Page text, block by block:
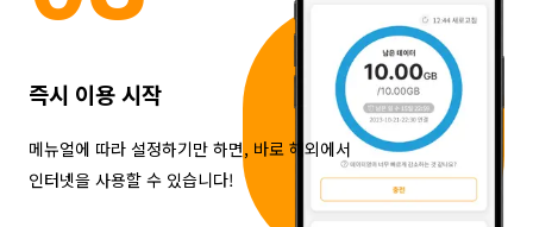
즉시 이용 시작
메뉴얼에 따라 설정하기만 하면, 바로 해외에서
인터넷을 사용할 수 있습니다!